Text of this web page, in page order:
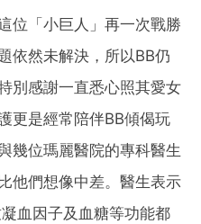
位「小巨人」再一次戰勝
依然未解決，所以BB仍
別感謝一直悉心照其愛女
更是經常陪伴BB傾偈玩
幾位瑪麗醫院的專科醫生
他們想像中差。醫生表示
血因子及血糖等功能都